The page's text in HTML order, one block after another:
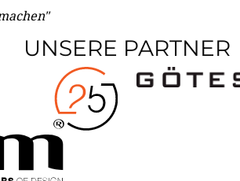
UNSERE PARTNER